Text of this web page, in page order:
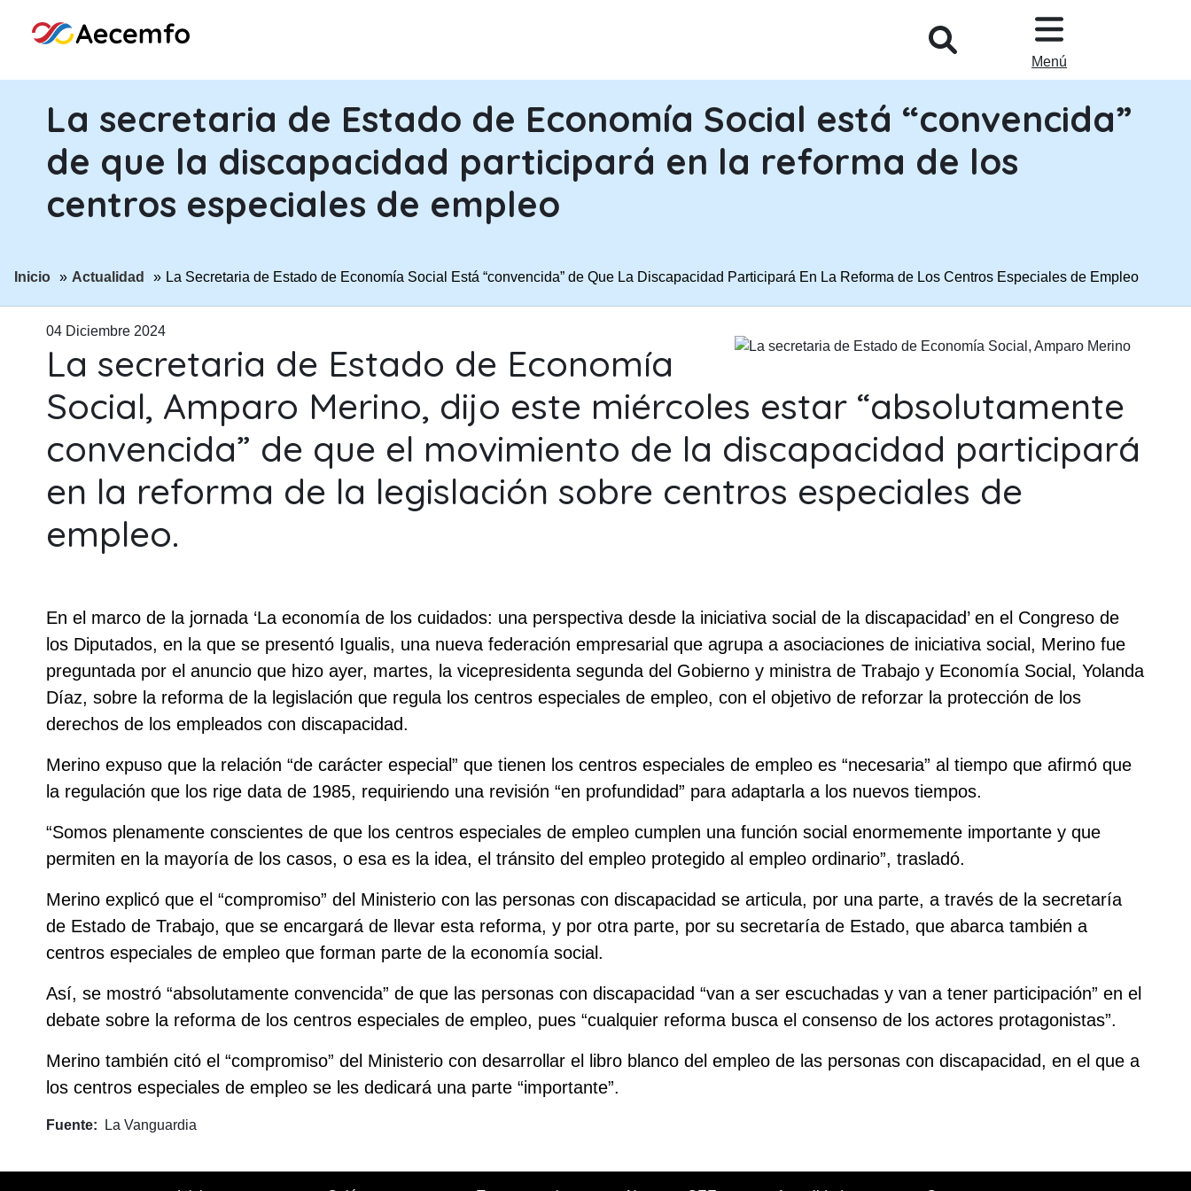
Menú
La secretaria de Estado de Economía Social está “convencida”
de que la discapacidad participará en la reforma de los
centros especiales de empleo
ir a página:
Inicio ir a página:
Actualidad La Secretaria de Estado de Economía Social Está “convencida” de Que La Discapacidad Participará En La Reforma de Los Centros Especiales de Empleo
04 Diciembre 2024
La secretaria de Estado de Economía
Social, Amparo Merino, dijo este miércoles estar “absolutamente
convencida” de que el movimiento de la discapacidad participará
en la reforma de la legislación sobre centros especiales de
empleo.
En el marco de la jornada ‘La economía de los cuidados: una perspectiva desde la iniciativa social de la discapacidad’ en el Congreso de
los Diputados, en la que se presentó Igualis, una nueva federación empresarial que agrupa a asociaciones de iniciativa social, Merino fue
preguntada por el anuncio que hizo ayer, martes, la vicepresidenta segunda del Gobierno y ministra de Trabajo y Economía Social, Yolanda
Díaz, sobre la reforma de la legislación que regula los centros especiales de empleo, con el objetivo de reforzar la protección de los
derechos de los empleados con discapacidad.
Merino expuso que la relación “de carácter especial” que tienen los centros especiales de empleo es “necesaria” al tiempo que afirmó que
la regulación que los rige data de 1985, requiriendo una revisión “en profundidad” para adaptarla a los nuevos tiempos.
“Somos plenamente conscientes de que los centros especiales de empleo cumplen una función social enormemente importante y que
permiten en la mayoría de los casos, o esa es la idea, el tránsito del empleo protegido al empleo ordinario”, trasladó.
Merino explicó que el “compromiso” del Ministerio con las personas con discapacidad se articula, por una parte, a través de la secretaría
de Estado de Trabajo, que se encargará de llevar esta reforma, y por otra parte, por su secretaría de Estado, que abarca también a
centros especiales de empleo que forman parte de la economía social.
Así, se mostró “absolutamente convencida” de que las personas con discapacidad “van a ser escuchadas y van a tener participación” en el
debate sobre la reforma de los centros especiales de empleo, pues “cualquier reforma busca el consenso de los actores protagonistas”.
Merino también citó el “compromiso” del Ministerio con desarrollar el libro blanco del empleo de las personas con discapacidad, en el que a
los centros especiales de empleo se les dedicará una parte “importante”.
Fuente La Vanguardia